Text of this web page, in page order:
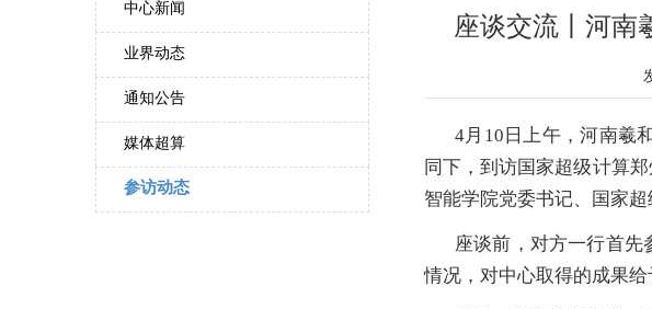
中心新闻
业界动态
通知公告
媒体超算
参访动态
座谈交流丨河南
4月10日上午，河南羲
同下，到访国家超级计算
智能学院党委书记、国家
座谈前，对方一行首先
情况，对中心取得的成果给